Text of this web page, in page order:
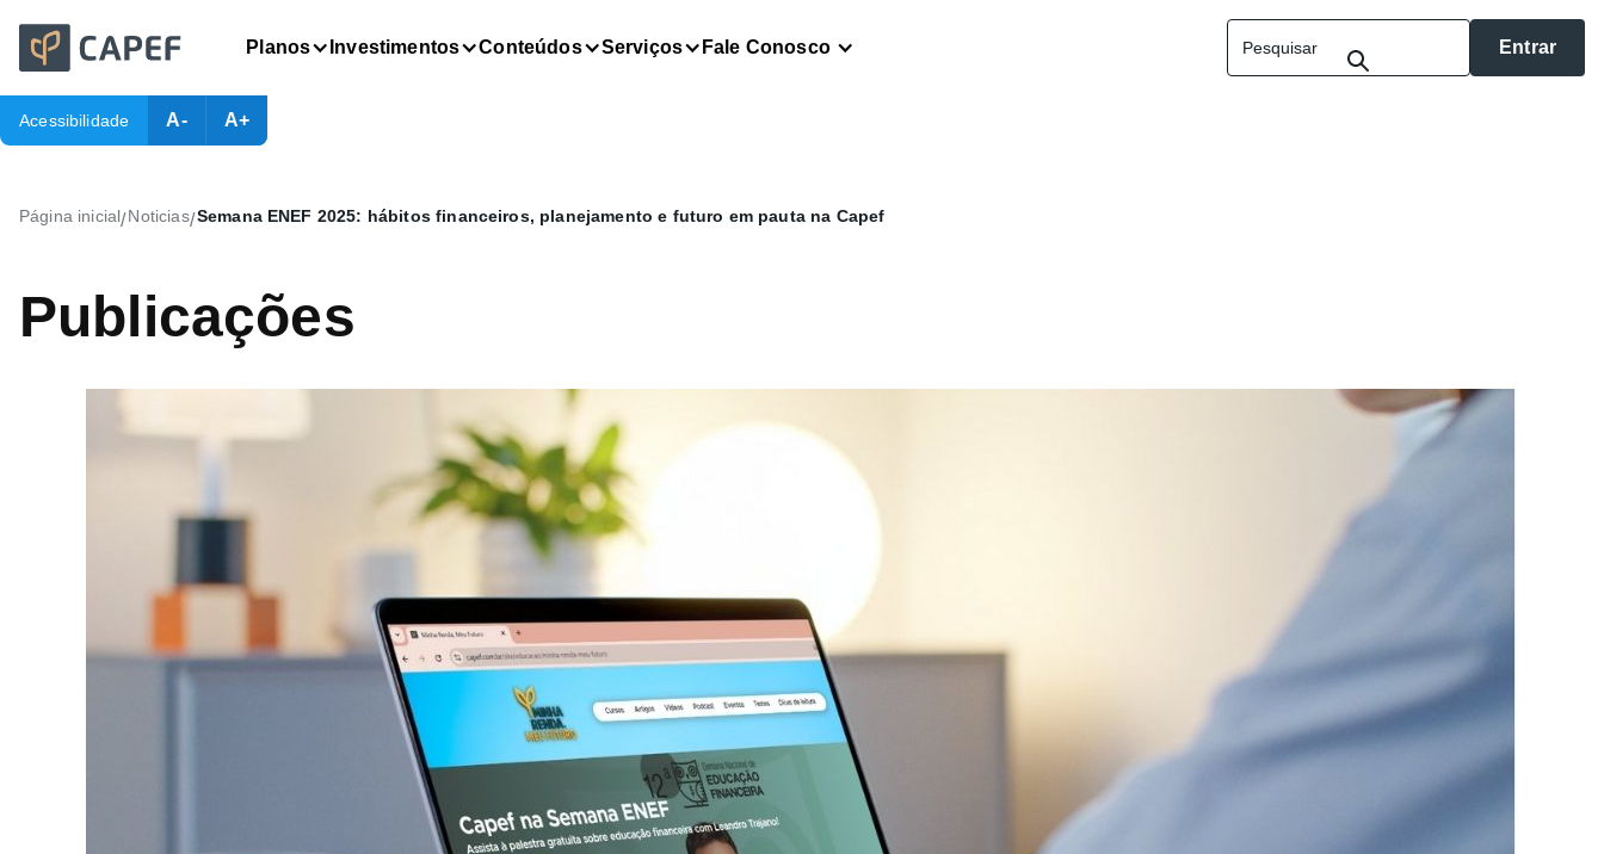
Planos Investimentos Conteúdos Serviços Fale Conosco Entrar
Acessibilidade A- A+
Página inicial/Noticias/Semana ENEF 2025: hábitos financeiros, planejamento e futuro em pauta na Capef
Publicações